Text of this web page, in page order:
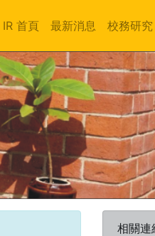
IR 首頁 最新消息 校務研究
相關連